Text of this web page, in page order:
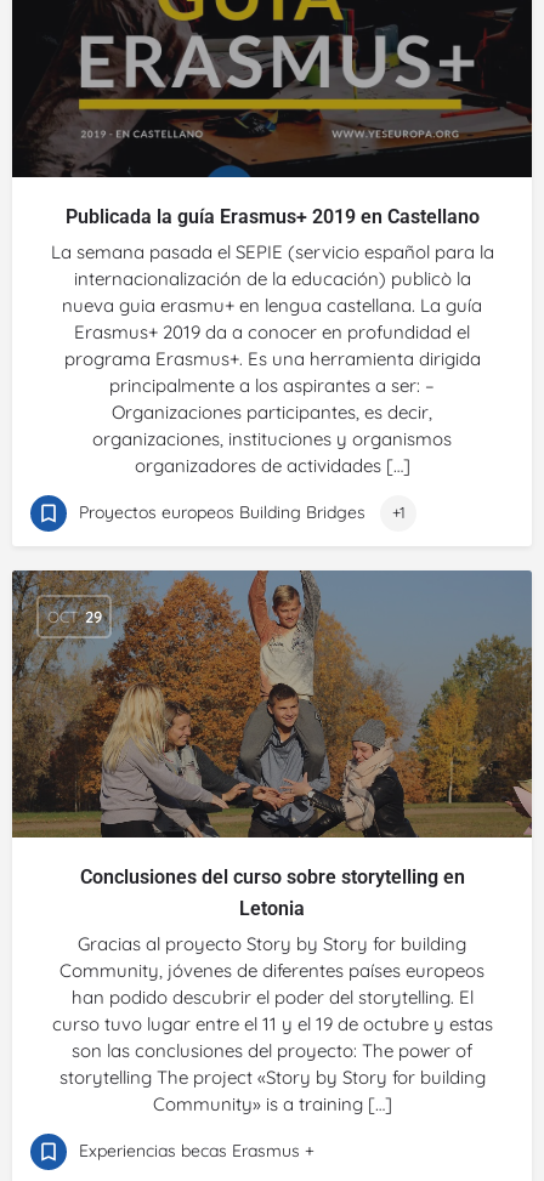
Publicada la guía Erasmus+ 2019 en Castellano
La semana pasada el SEPIE (servicio español para la
internacionalización de la educación) publicò la
nueva guia erasmu+ en lengua castellana. La guía
Erasmus+ 2019 da a conocer en profundidad el
programa Erasmus+. Es una herramienta dirigida
principalmente a los aspirantes a ser: –
Organizaciones participantes, es decir,
organizaciones, instituciones y organismos
organizadores de actividades […]
Proyectos europeos Building Bridges +1
OCT 29
Conclusiones del curso sobre storytelling en
Letonia
Gracias al proyecto Story by Story for building
Community, jóvenes de diferentes países europeos
han podido descubrir el poder del storytelling. El
curso tuvo lugar entre el 11 y el 19 de octubre y estas
son las conclusiones del proyecto: The power of
storytelling The project «Story by Story for building
Community» is a training […]
Experiencias becas Erasmus +